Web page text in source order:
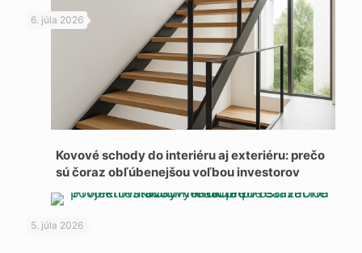
6. júla 2026
Kovové schody do interiéru aj exteriéru: prečo
sú čoraz obľúbenejšou voľbou investorov
5. júla 2026